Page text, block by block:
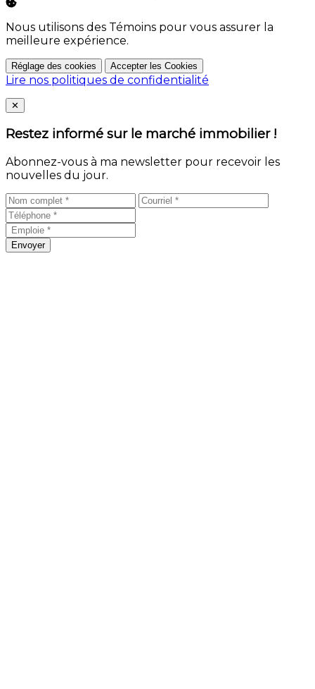
Nous utilisons des Témoins pour vous assurer la
meilleure expérience.
Réglage des cookies Accepter les Cookies
Lire nos politiques de confidentialité
Close
✕
Restez informé sur le marché immobilier !
Abonnez-vous à ma newsletter pour recevoir les
nouvelles du jour.
Envoyer